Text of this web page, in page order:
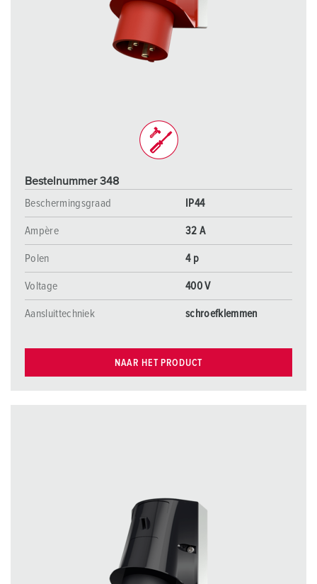
Bestelnummer 348
Beschermingsgraad
IP44
Ampère 32 A
Polen 4 p
Voltage 400 V
Aansluittechniek schroefklemmen
NAAR HET PRODUCT